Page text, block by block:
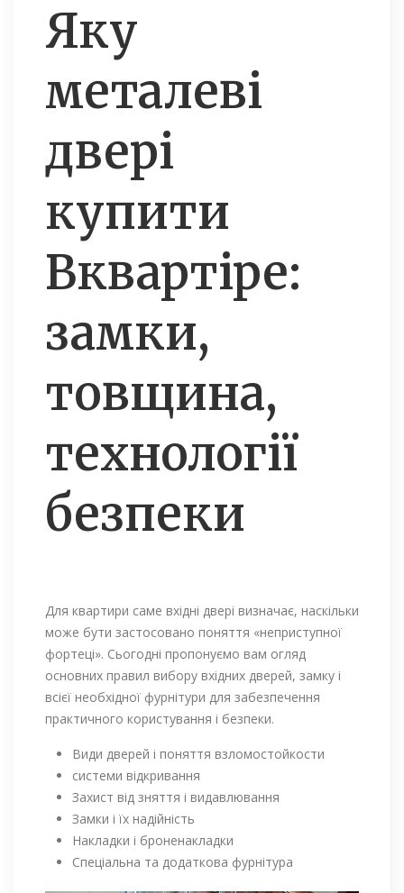
Яку
металеві
двері
купити
Вквартіре:
замки,
товщина,
технології
безпеки
Для квартири саме вхідні двері визначає, наскільки
може бути застосовано поняття «неприступної
фортеці». Сьогодні пропонуємо вам огляд
основних правил вибору вхідних дверей, замку і
всієї необхідної фурнітури для забезпечення
практичного користування і безпеки.
Види дверей і поняття взломостойкости
системи відкривання
Захист від зняття і видавлювання
Замки і їх надійність
Накладки і броненакладки
Спеціальна та додаткова фурнітура